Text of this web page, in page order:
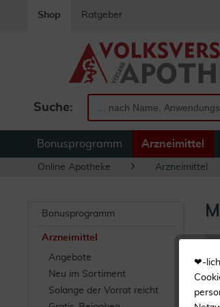
Shop Ratgeber
Suche:
Bonusprogramm Arzneimittel
Online Apotheke Arzneimittel
Bonusprogramm
Arzneimittel
Angebote
Neu im Sortiment
Solange der Vorrat reicht
❤-lich